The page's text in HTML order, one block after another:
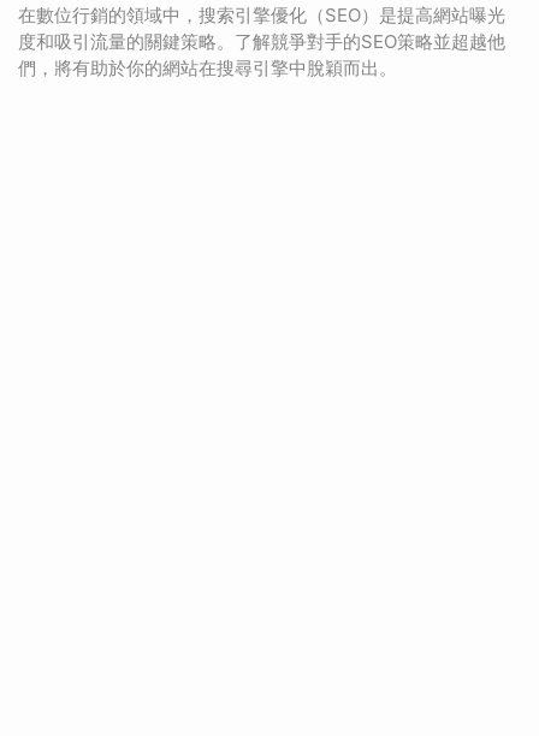
在數位行銷的領域中，搜索引擎優化（SEO）是提高網站曝光
度和吸引流量的關鍵策略。了解競爭對手的SEO策略並超越他
們，將有助於你的網站在搜尋引擎中脫穎而出。